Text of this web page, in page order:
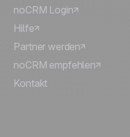
noCRM Login
Hilfe
Partner werden
noCRM empfehlen
Kontakt